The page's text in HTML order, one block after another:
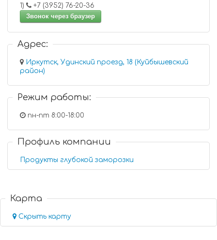
1)
+7 (3952) 76-20-36
Звонок через браузер
Адрес:
Иркутск, Удинский проезд, 18 (Куйбышевский
район)
Режим работы:
пн-пт 8:00-18:00
Профиль компании
Продукты глубокой заморозки
Карта
Скрыть карту